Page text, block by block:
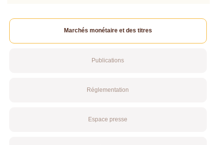
Marchés monétaire et des titres
Publications
Réglementation
Espace presse